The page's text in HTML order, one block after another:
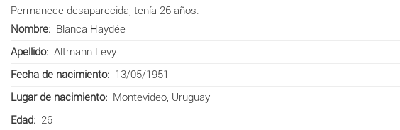
Permanece desaparecida, tenía 26 años.
Nombre
Blanca Haydée
Apellido
Altmann Levy
Fecha de nacimiento
13/05/1951
Lugar de nacimiento
Montevideo, Uruguay
Edad
26